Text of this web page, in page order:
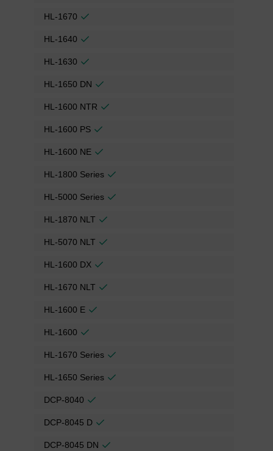
HL-1670
HL-1640
HL-1630
HL-1650 DN
HL-1600 NTR
HL-1600 PS
HL-1600 NE
HL-1800 Series
HL-5000 Series
HL-1870 NLT
HL-5070 NLT
HL-1600 DX
HL-1670 NLT
HL-1600 E
HL-1600
HL-1670 Series
HL-1650 Series
DCP-8040
DCP-8045 D
DCP-8045 DN